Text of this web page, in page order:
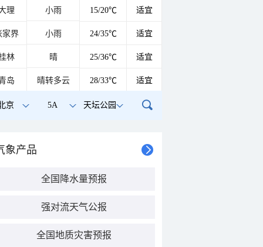
理 小雨 15/20℃ 适宜
家界 小雨 24/35℃ 适宜
林 晴 25/36℃ 适宜
岛 晴转多云 28/33℃ 适宜
京 5A 天坛公园
象产品
全国降水量预报
强对流天气公报
全国地质灾害预报